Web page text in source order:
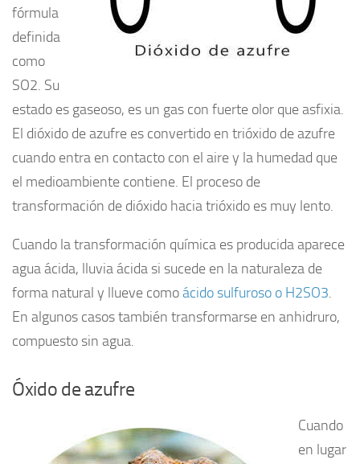
fórmula
definida
como
SO2. Su
estado es gaseoso, es un gas con fuerte olor que asfixia.
El dióxido de azufre es convertido en trióxido de azufre
cuando entra en contacto con el aire y la humedad que
el medioambiente contiene. El proceso de
transformación de dióxido hacia trióxido es muy lento.
Cuando la transformación química es producida aparece
agua ácida, lluvia ácida si sucede en la naturaleza de
forma natural y llueve comoácido sulfuroso o H2SO3.
En algunos casos también transformarse en anhidruro,
compuesto sin agua.
Óxido de azufre
Cuando
en lugar